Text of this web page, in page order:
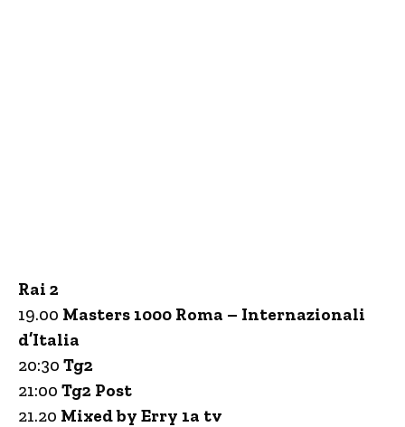
Rai 2
19.00 Masters 1000 Roma – Internazionali
d’Italia
20:30 Tg2
21:00 Tg2 Post
21.20 Mixed by Erry 1a tv